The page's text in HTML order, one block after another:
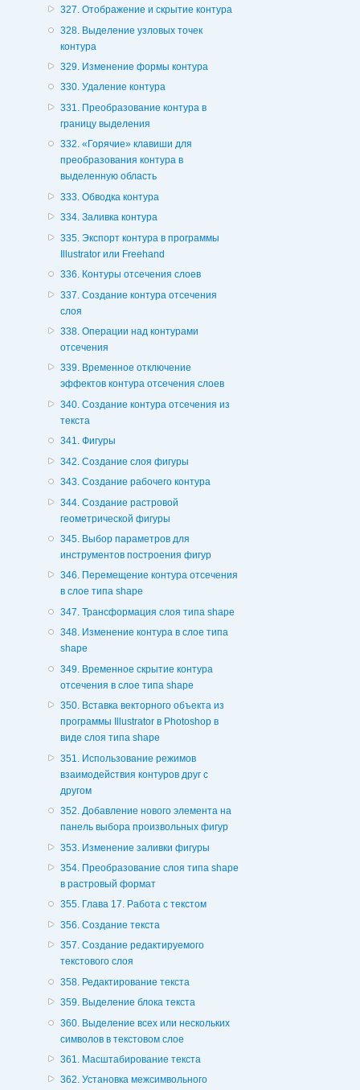
327. Отображение и скрытие контура
328. Выделение узловых точек
контура
329. Изменение формы контура
330. Удаление контура
331. Преобразование контура в
границу выделения
332. «Горячие» клавиши для
преобразования контура в
выделенную область
333. Обводка контура
334. Заливка контура
335. Экспорт контура в программы
Illustrator или Freehand
336. Контуры отсечения слоев
337. Создание контура отсечения
слоя
338. Операции над контурами
отсечения
339. Временное отключение
эффектов контура отсечения слоев
340. Создание контура отсечения из
текста
341. Фигуры
342. Создание слоя фигуры
343. Создание рабочего контура
344. Создание растровой
геометрической фигуры
345. Выбор параметров для
инструментов построения фигур
346. Перемещение контура отсечения
в слое типа shape
347. Трансформация слоя типа shape
348. Изменение контура в слое типа
shape
349. Временное скрытие контура
отсечения в слое типа shape
350. Вставка векторного объекта из
программы Illustrator в Photoshop в
виде слоя типа shape
351. Использование режимов
взаимодействия контуров друг с
другом
352. Добавление нового элемента на
панель выбора произвольных фигур
353. Изменение заливки фигуры
354. Преобразование слоя типа shape
в растровый формат
355. Глава 17. Работа с текстом
356. Создание текста
357. Создание редактируемого
текстового слоя
358. Редактирование текста
359. Выделение блока текста
360. Выделение всех или нескольких
символов в текстовом слое
361. Масштабирование текста
362. Установка межсимвольного